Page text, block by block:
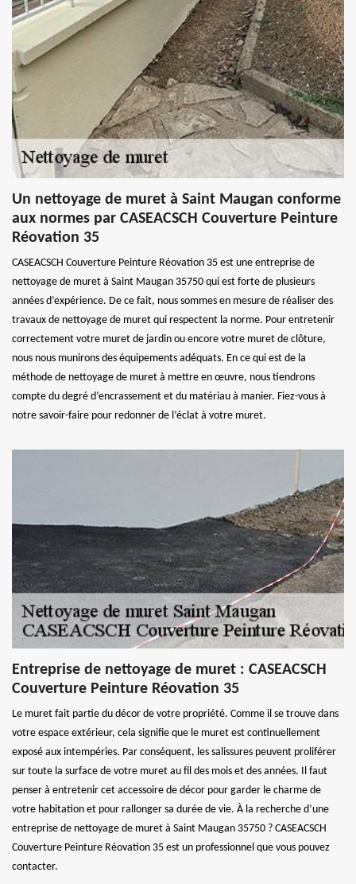
Un nettoyage de muret à Saint Maugan conforme
aux normes par CASEACSCH Couverture Peinture
Réovation 35
CASEACSCH Couverture Peinture Réovation 35 est une entreprise de
nettoyage de muret à Saint Maugan 35750 qui est forte de plusieurs
années d’expérience. De ce fait, nous sommes en mesure de réaliser des
travaux de nettoyage de muret qui respectent la norme. Pour entretenir
correctement votre muret de jardin ou encore votre muret de clôture,
nous nous munirons des équipements adéquats. En ce qui est de la
méthode de nettoyage de muret à mettre en œuvre, nous tiendrons
compte du degré d’encrassement et du matériau à manier. Fiez-vous à
notre savoir-faire pour redonner de l’éclat à votre muret.
Entreprise de nettoyage de muret : CASEACSCH
Couverture Peinture Réovation 35
Le muret fait partie du décor de votre propriété. Comme il se trouve dans
votre espace extérieur, cela signifie que le muret est continuellement
exposé aux intempéries. Par conséquent, les salissures peuvent proliférer
sur toute la surface de votre muret au fil des mois et des années. Il faut
penser à entretenir cet accessoire de décor pour garder le charme de
votre habitation et pour rallonger sa durée de vie. À la recherche d’une
entreprise de nettoyage de muret à Saint Maugan 35750 ? CASEACSCH
Couverture Peinture Réovation 35 est un professionnel que vous pouvez
contacter.